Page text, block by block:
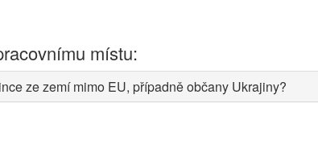
místu:
ze zemí mimo EU, případně občany Ukrajiny?